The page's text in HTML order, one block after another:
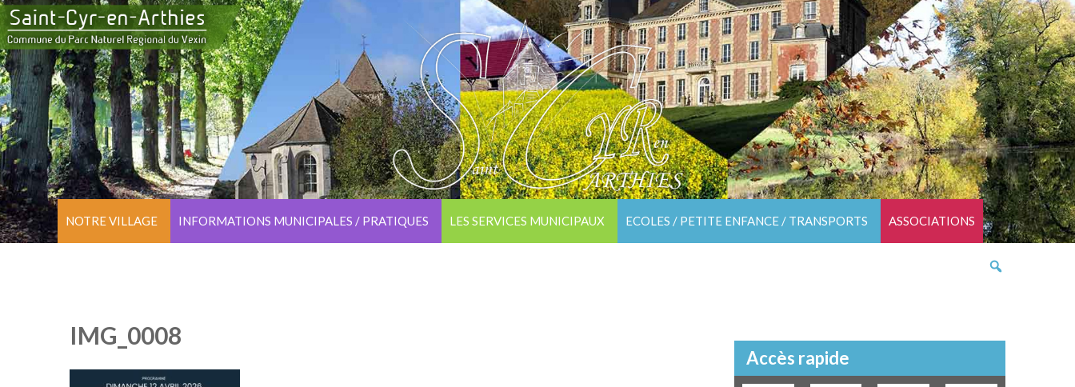
NOTRE VILLAGE INFORMATIONS MUNICIPALES / PRATIQUES LES SERVICES MUNICIPAUX ECOLES / PETITE ENFANCE / TRANSPORTS ASSOCIATIONS
IMG_0008
Accès rapide